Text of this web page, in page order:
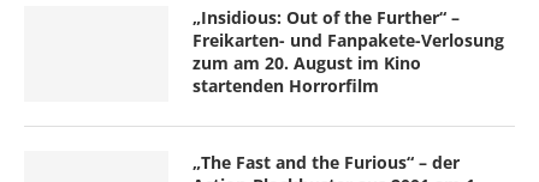
„Insidious: Out of the Further“ –
Freikarten- und Fanpakete-Verlosung
zum am 20. August im Kino
startenden Horrorfilm
„The Fast and the Furious“ – der